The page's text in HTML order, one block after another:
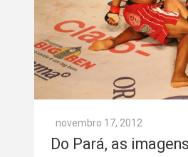
novembro 17, 2012
Do Pará, as